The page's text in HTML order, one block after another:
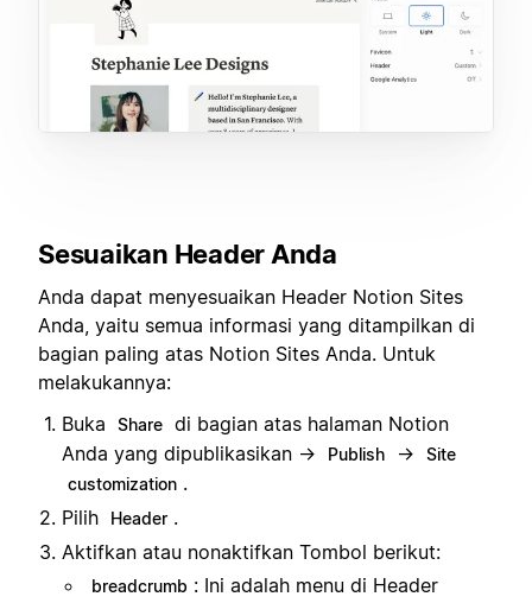
Sesuaikan Header Anda
Anda dapat menyesuaikan Header Notion Sites
Anda, yaitu semua informasi yang ditampilkan di
bagian paling atas Notion Sites Anda. Untuk
melakukannya:
Buka
Share di bagian atas halaman Notion
Anda yang dipublikasikan →
Publish →
Site
customization .
Pilih
Header .
Aktifkan atau nonaktifkan Tombol berikut:
breadcrumb : Ini adalah menu di Header